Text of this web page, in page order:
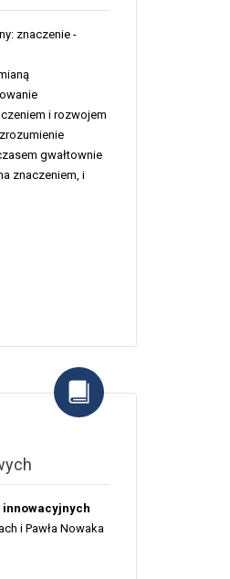
znaczenie -
i rozwojem
gwałtownie
znaczeniem, i
innowacyjnych
i Pawła Nowaka